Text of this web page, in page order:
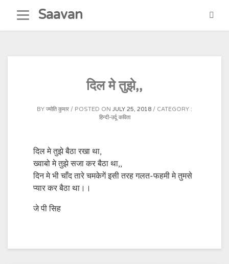
content
Saavan
दिल मे तुझे,,
BY ज्योति कुमार POSTED ON JULY 25, 2018
CATEGORY :
हिन्दी-उर्दू कविता
दिल मे तुझे बैठा रखा था,
ख्वाबो मे तुझे सजा कर बैठा था,,
दिन मे भी चाँद तारे चमकेगें इसी तरह गलत-फहमी मे तुमसे
प्यार कर बैठा था।।
जे पी सिह